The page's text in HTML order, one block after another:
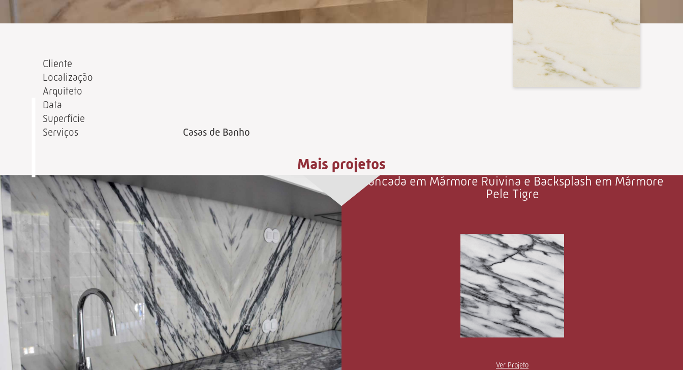
Cliente
Localização
Arquiteto
Data
Superfície
Serviços
Casas de Banho
Mais projetos
Bancada em Mármore Ruivina e Backsplash em Mármore
Pele Tigre
Ver Projeto